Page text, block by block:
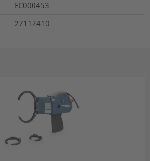
EC000453
27112410